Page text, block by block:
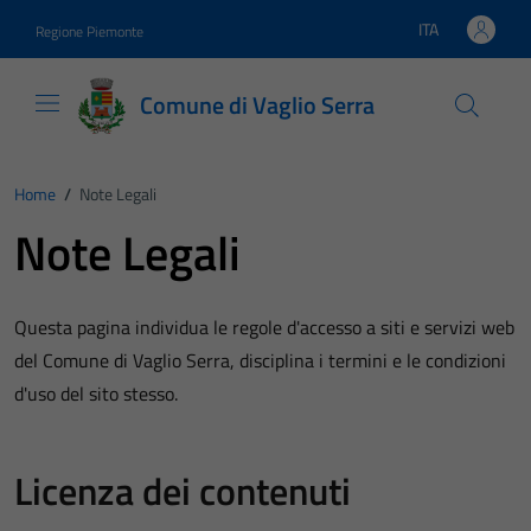
Regione Piemonte Lingua attiva:
ITA
Comune di Vaglio Serra
Home / Note Legali
Note Legali
Questa pagina individua le regole d'accesso a siti e servizi web
del Comune di Vaglio Serra, disciplina i termini e le condizioni
d'uso del sito stesso.
Licenza dei contenuti